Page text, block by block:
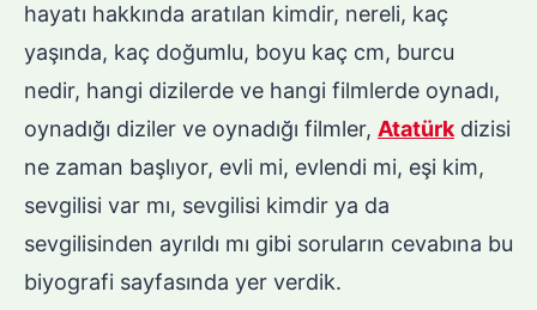
hayatı hakkında aratılan kimdir, nereli, kaç
yaşında, kaç doğumlu, boyu kaç cm, burcu
nedir, hangi dizilerde ve hangi filmlerde oynadı,
oynadığı diziler ve oynadığı filmler, Atatürkdizisi
ne zaman başlıyor, evli mi, evlendi mi, eşi kim,
sevgilisi var mı, sevgilisi kimdir ya da
sevgilisinden ayrıldı mı gibi soruların cevabına bu
biyografi sayfasında yer verdik.